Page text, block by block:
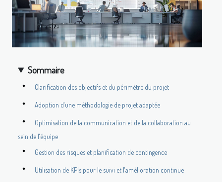
Sommaire
Clarification des objectifs et du périmètre du projet
Adoption d'une méthodologie de projet adaptée
Optimisation de la communication et de la collaboration au
sein de l'équipe
Gestion des risques et planification de contingence
Utilisation de KPIs pour le suivi et l'amélioration continue